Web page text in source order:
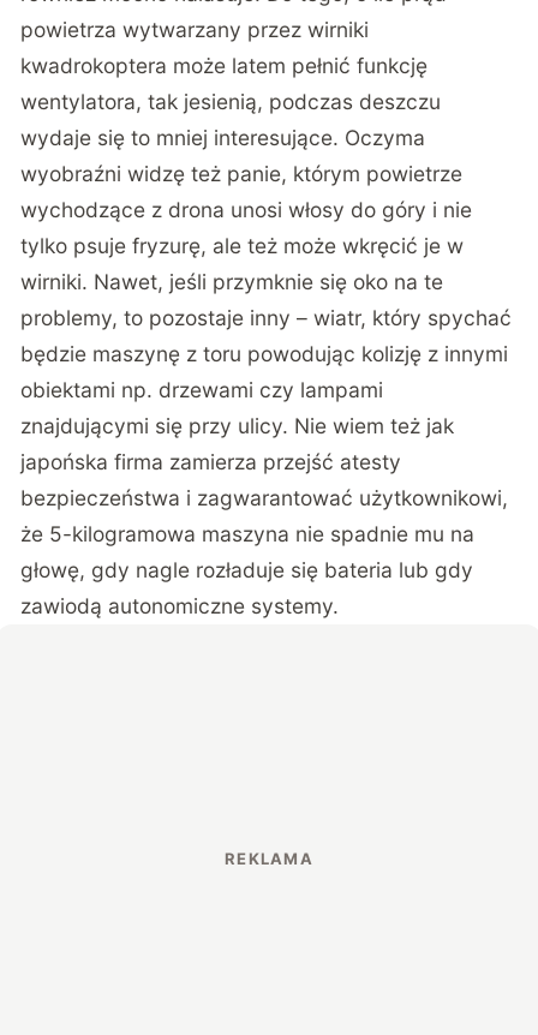
powietrza wytwarzany przez wirniki
kwadrokoptera może latem pełnić funkcję
wentylatora, tak jesienią, podczas deszczu
wydaje się to mniej interesujące. Oczyma
wyobraźni widzę też panie, którym powietrze
wychodzące z drona unosi włosy do góry i nie
tylko psuje fryzurę, ale też może wkręcić je w
wirniki. Nawet, jeśli przymknie się oko na te
problemy, to pozostaje inny – wiatr, który spychać
będzie maszynę z toru powodując kolizję z innymi
obiektami np. drzewami czy lampami
znajdującymi się przy ulicy. Nie wiem też jak
japońska firma zamierza przejść atesty
bezpieczeństwa i zagwarantować użytkownikowi,
że 5-kilogramowa maszyna nie spadnie mu na
głowę, gdy nagle rozładuje się bateria lub gdy
zawiodą autonomiczne systemy.